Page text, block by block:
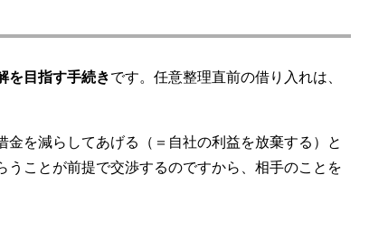
を目指す手続きです。任意整理直前の借り入れは、
を減らしてあげる（＝自社の利益を放棄する）と
ことが前提で交渉するのですから、相手のことを